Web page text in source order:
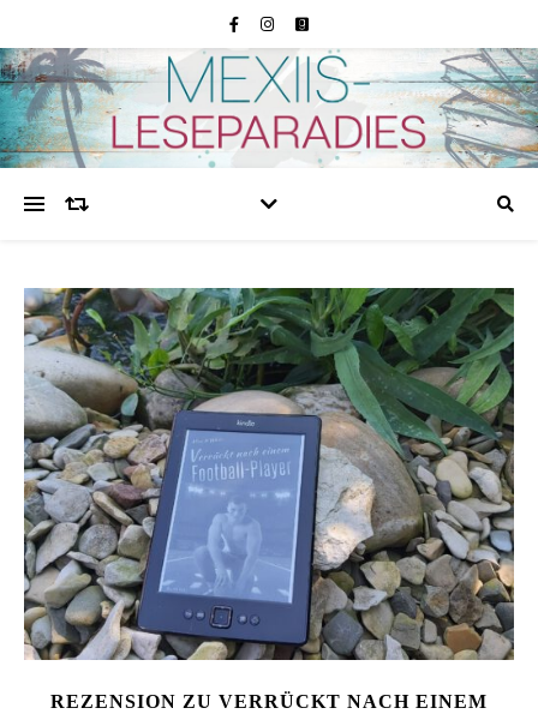
REZENSION ZU VERRÜCKT NACH EINEM